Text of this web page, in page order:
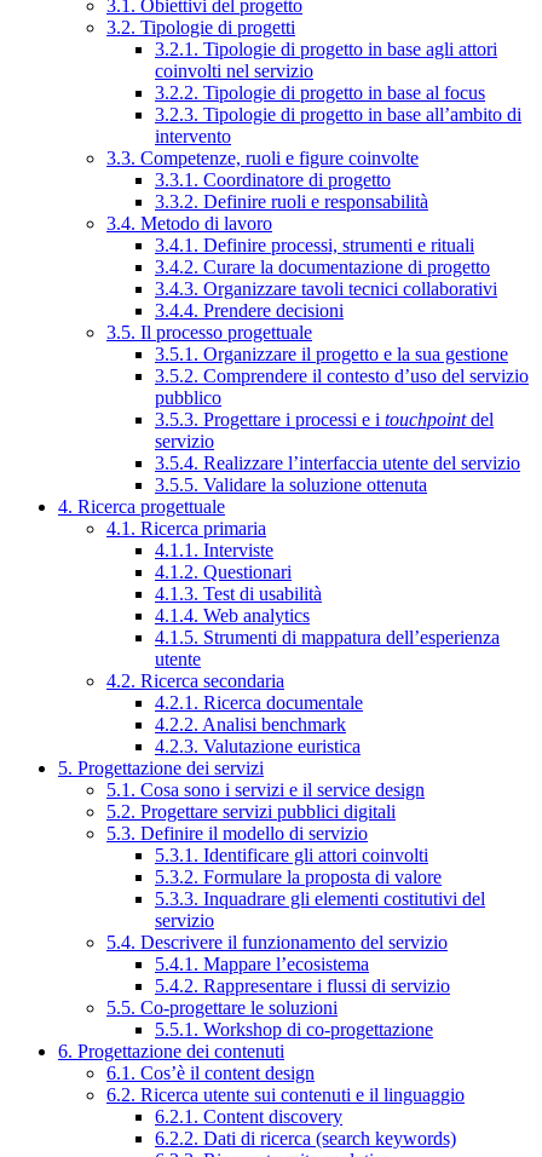
3.1. Obiettivi del progetto
3.2. Tipologie di progetti
3.2.1. Tipologie di progetto in base agli attori
coinvolti nel servizio
3.2.2. Tipologie di progetto in base al focus
3.2.3. Tipologie di progetto in base all’ambito di
intervento
3.3. Competenze, ruoli e figure coinvolte
3.3.1. Coordinatore di progetto
3.3.2. Definire ruoli e responsabilità
3.4. Metodo di lavoro
3.4.1. Definire processi, strumenti e rituali
3.4.2. Curare la documentazione di progetto
3.4.3. Organizzare tavoli tecnici collaborativi
3.4.4. Prendere decisioni
3.5. Il processo progettuale
3.5.1. Organizzare il progetto e la sua gestione
3.5.2. Comprendere il contesto d’uso del servizio
pubblico
3.5.3. Progettare i processi e i touchpointdel
servizio
3.5.4. Realizzare l’interfaccia utente del servizio
3.5.5. Validare la soluzione ottenuta
4. Ricerca progettuale
4.1. Ricerca primaria
4.1.1. Interviste
4.1.2. Questionari
4.1.3. Test di usabilità
4.1.4. Web analytics
4.1.5. Strumenti di mappatura dell’esperienza
utente
4.2. Ricerca secondaria
4.2.1. Ricerca documentale
4.2.2. Analisi benchmark
4.2.3. Valutazione euristica
5. Progettazione dei servizi
5.1. Cosa sono i servizi e il service design
5.2. Progettare servizi pubblici digitali
5.3. Definire il modello di servizio
5.3.1. Identificare gli attori coinvolti
5.3.2. Formulare la proposta di valore
5.3.3. Inquadrare gli elementi costitutivi del
servizio
5.4. Descrivere il funzionamento del servizio
5.4.1. Mappare l’ecosistema
5.4.2. Rappresentare i flussi di servizio
5.5. Co-progettare le soluzioni
5.5.1. Workshop di co-progettazione
6. Progettazione dei contenuti
6.1. Cos’è il content design
6.2. Ricerca utente sui contenuti e il linguaggio
6.2.1. Content discovery
6.2.2. Dati di ricerca (search keywords)